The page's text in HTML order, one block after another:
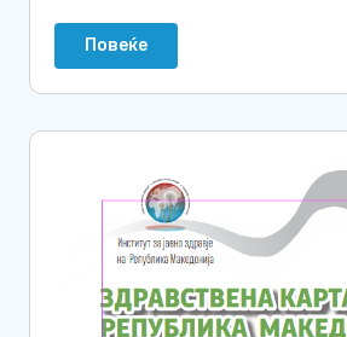
Повеќе